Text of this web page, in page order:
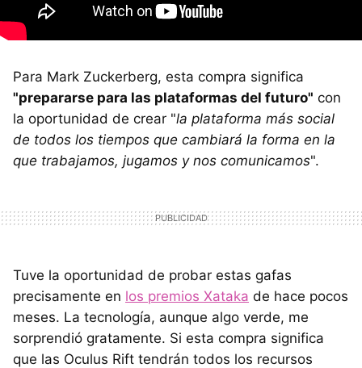
Para Mark Zuckerberg, esta compra significa
"prepararse para las plataformas del futuro" con
la oportunidad de crear "la plataforma más social
de todos los tiempos que cambiará la forma en la
que trabajamos, jugamos y nos comunicamos".
Tuve la oportunidad de probar estas gafas
precisamente en los premios Xataka de hace pocos
meses. La tecnología, aunque algo verde, me
sorprendió gratamente. Si esta compra significa
que las Oculus Rift tendrán todos los recursos